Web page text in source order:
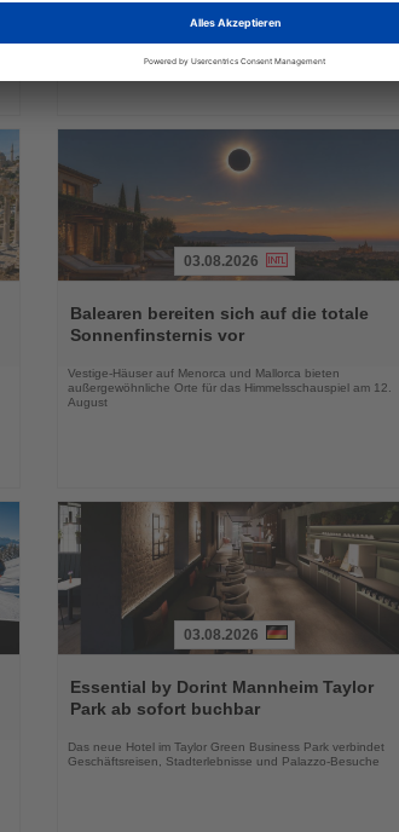
Sie
die
03.08.2026
Balearen bereiten sich auf die totale
Sonnenfinsternis vor
Vestige-Häuser auf Menorca und Mallorca bieten
außergewöhnliche Orte für das Himmelsschauspiel am 12.
August
Sie
die
03.08.2026
Essential by Dorint Mannheim Taylor
Park ab sofort buchbar
Das neue Hotel im Taylor Green Business Park verbindet
Geschäftsreisen, Stadterlebnisse und Palazzo-Besuche